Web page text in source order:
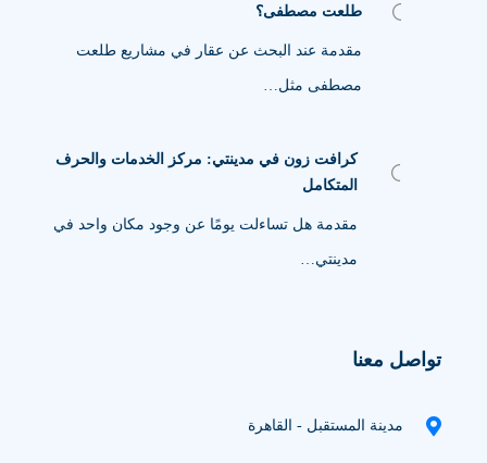
طلعت مصطفى؟
مقدمة عند البحث عن عقار في مشاريع طلعت
مصطفى مثل…
كرافت زون في مدينتي: مركز الخدمات والحرف
المتكامل
مقدمة هل تساءلت يومًا عن وجود مكان واحد في
مدينتي…
تواصل معنا
مدينة المستقبل - القاهرة